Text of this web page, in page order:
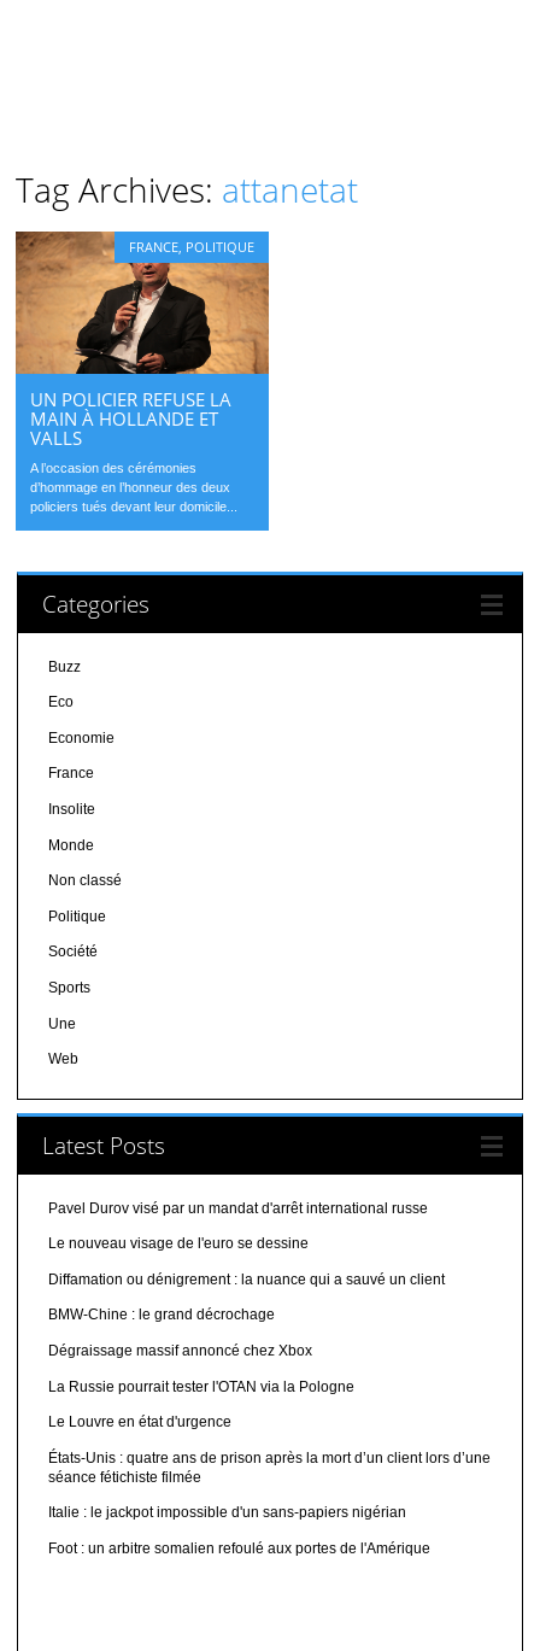
Tag Archives: attanetat
FRANCE POLITIQUE
UN POLICIER REFUSE LA
MAIN À HOLLANDE ET
VALLS
A l’occasion des cérémonies
d’hommage en l’honneur des deux
policiers tués devant leur domicile...
Categories
Buzz
Eco
Economie
France
Insolite
Monde
Non classé
Politique
Société
Sports
Une
Web
Latest Posts
Pavel Durov visé par un mandat d'arrêt international russe
Le nouveau visage de l'euro se dessine
Diffamation ou dénigrement : la nuance qui a sauvé un client
BMW-Chine : le grand décrochage
Dégraissage massif annoncé chez Xbox
La Russie pourrait tester l'OTAN via la Pologne
Le Louvre en état d'urgence
États-Unis : quatre ans de prison après la mort d’un client lors d’une
séance fétichiste filmée
Italie : le jackpot impossible d'un sans-papiers nigérian
Foot : un arbitre somalien refoulé aux portes de l'Amérique